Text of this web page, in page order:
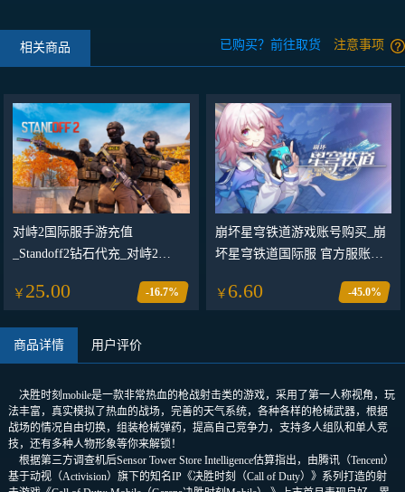
相关商品 已购买？前往取货 注意事项
对峙2国际服手游充值
_Standoff2钻石代充_对峙2
证购买
￥ 25.00 -16.7%
崩坏星穹铁道游戏账号购买_崩
坏星穹铁道国际服 官方服账号_
台
￥ 6.60 -45.0%
商品详情 用户评价
决胜时刻mobile是一款非常热血的枪战射击类的游戏，采用了第一人称视角，玩
法丰富，真实模拟了热血的战场，完善的天气系统，各种各样的枪械武器，根据
战场的情况自由切换，组装枪械弹药，提高自己竞争力，支持多人组队和单人竞
技，还有多种人物形象等你来解锁！
根据第三方调查机后Sensor Tower Store Intelligence估算指出，由腾讯（Tencent）
基于动视（Activision）旗下的知名IP《决胜时刻（Call of Duty）》系列打造的射